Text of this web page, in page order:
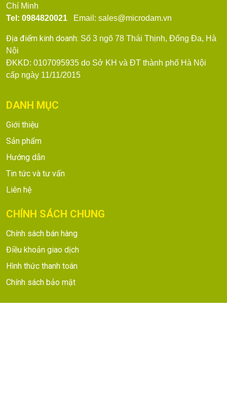
Chí Minh
Tel: 0984820021
Email: sales@microdam.vn
Địa điểm kinh doanh: Số 3 ngõ 78 Thái Thịnh, Đống Đa, Hà
Nội
ĐKKD: 0107095935 do Sở KH và ĐT thành phố Hà Nội
cấp ngày 11/11/2015
DANH MỤC
Giới thiệu
Sản phẩm
Hướng dẫn
Tin tức và tư vấn
Liên hệ
CHÍNH SÁCH CHUNG
Chính sách bán hàng
Điều khoản giao dịch
Hình thức thanh toán
Chính sách bảo mật